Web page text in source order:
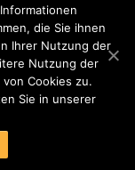
die Sie ihnen
Ihrer Nutzung der
Nutzung der
Cookies zu.
Sie in unserer